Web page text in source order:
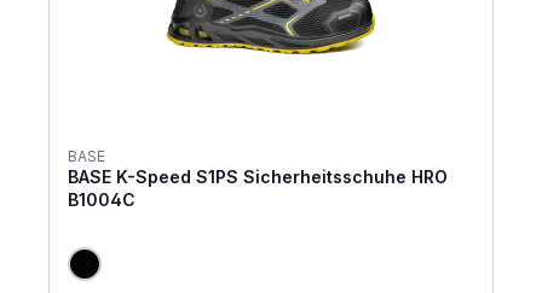
BASE
BASE K-Speed S1PS Sicherheitsschuhe HRO
B1004C